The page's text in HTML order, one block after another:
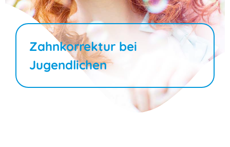
Zahnkorrektur bei
Jugendlichen